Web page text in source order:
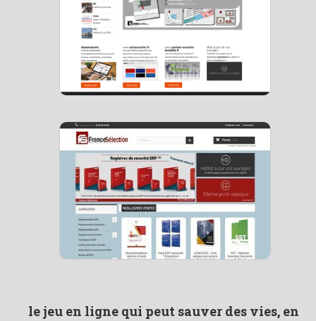
le jeu en ligne qui peut sauver des vies, en